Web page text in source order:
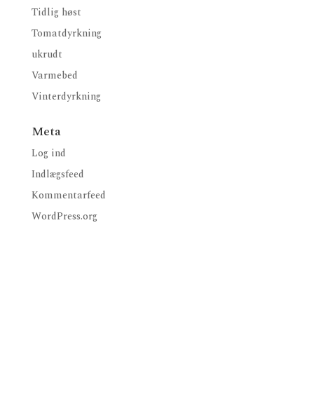
Tidlig høst
Tomatdyrkning
ukrudt
Varmebed
Vinterdyrkning
Meta
Log ind
Indlægsfeed
Kommentarfeed
WordPress.org